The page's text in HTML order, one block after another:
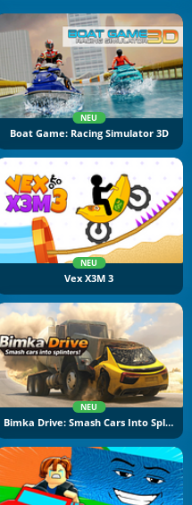
NEU
Boat Game: Racing Simulator 3D
NEU
Vex X3M 3
NEU
Bimka Drive: Smash Cars Into Splinters